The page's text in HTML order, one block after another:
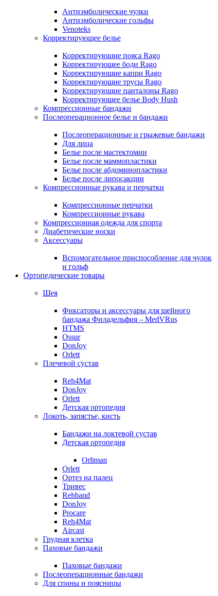
Антиэмболические чулки
Антиэмболические гольфы
Venoteks
Корректирующее белье
Корректирующие пояса Rago
Корректирующее боди Rago
Корректирующие капри Rago
Корректирующие трусы Rago
Корректирующие панталоны Rago
Корректирующее белье Body Hush
Компрессионные бандажи
Послеоперационное белье и бандажи
Послеоперационные и грыжевые бандажи
Для лица
Белье после мастектомии
Белье после маммопластики
Белье после абдоминопластики
Белье после липосакции
Компрессионные рукава и перчатки
Компрессионные перчатки
Компрессионные рукава
Компрессионная одежда для спорта
Диабетические носки
Аксессуары
Вспомогательное приспособление для чулок
и гольф
Ортопедические товары
Шея
Фиксаторы и аксессуары для шейного
бандажа Филадельфия – MedVRus
HTMS
Ossur
DonJoy
Orlett
Плечевой сустав
Reh4Mat
DonJoy
Orlett
Детская ортопедия
Локоть, запястье, кисть
Бандажи на локтевой сустав
Детская ортопедия
Orliman
Orlett
Ортез на палец
Тривес
Rehband
DonJoy
Procare
Reh4Mat
Aircast
Грудная клетка
Паховые бандажи
Паховые бандажи
Послеоперационные бандажи
Для спины и поясницы